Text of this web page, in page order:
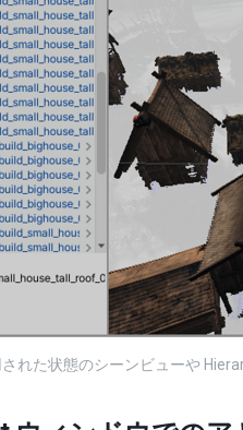
れた状態のシーンビューや